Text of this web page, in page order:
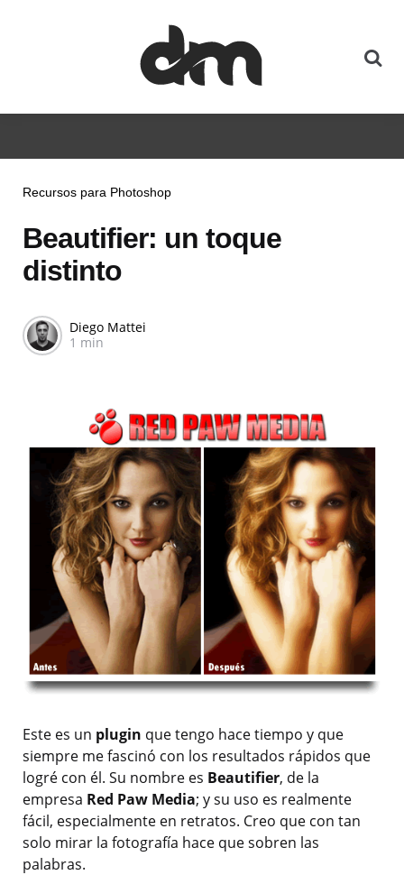
Recursos para Photoshop
Beautifier: un toque
distinto
Diego Mattei
1 min
Este es un plugin que tengo hace tiempo y que
siempre me fascinó con los resultados rápidos que
logré con él. Su nombre es Beautifier, de la
empresa Red Paw Media; y su uso es realmente
fácil, especialmente en retratos. Creo que con tan
solo mirar la fotografía hace que sobren las
palabras.